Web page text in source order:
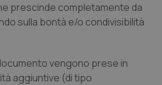
prescinde completamente da
sulla bontà e/o condivisibilità
vengono prese in
aggiuntive (di tipo